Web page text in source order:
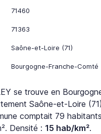
71460
71363
Saône-et-Loire (71)
Bourgogne-Franche-Comté
se trouve en
Saône-et-Loire
comptait 79
Densité : 15 hab/km².